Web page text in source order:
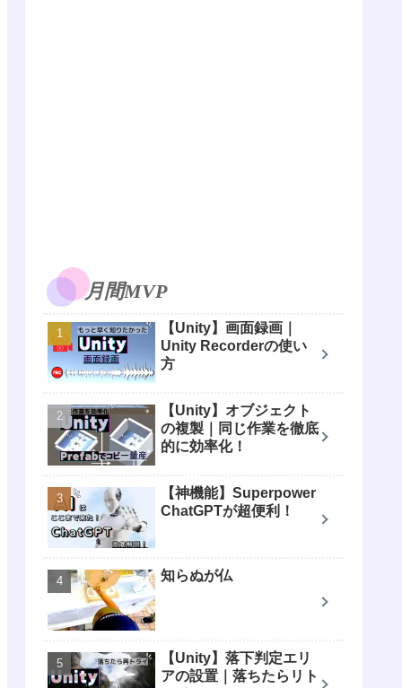
月間MVP
【Unity】画面録画｜
Unity Recorderの使い
方
【Unity】オブジェクト
の複製｜同じ作業を徹底
的に効率化！
【神機能】Superpower
ChatGPTが超便利！
知らぬが仏
【Unity】落下判定エリ
アの設置｜落ちたらリト